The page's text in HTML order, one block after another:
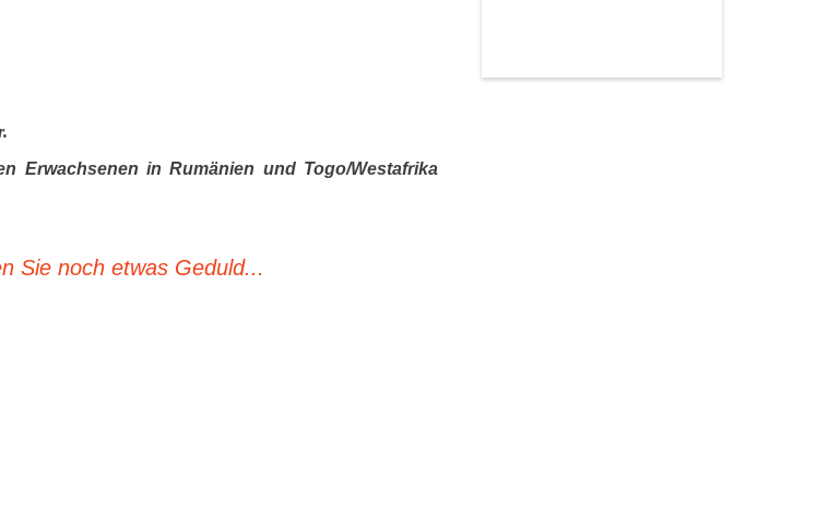
Erwachsenen in Rumänien und Togo/Westafrika
Sie noch etwas Geduld...